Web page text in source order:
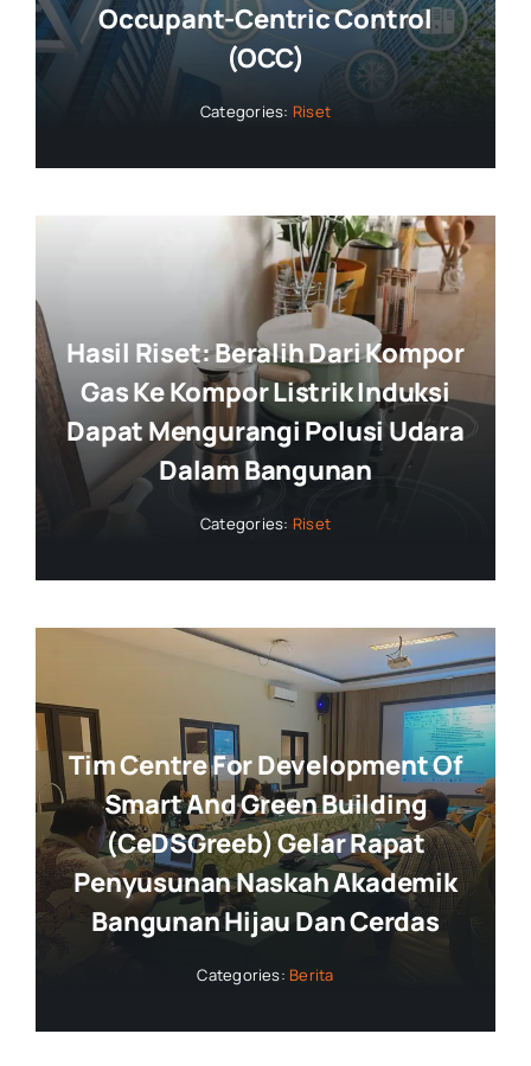
Occupant-Centric Control
(OCC)
Categories: Riset
Hasil Riset: Beralih Dari Kompor
Gas Ke Kompor Listrik Induksi
Dapat Mengurangi Polusi Udara
Dalam Bangunan
Categories: Riset
Tim Centre For Development Of
Smart And Green Building
(CeDSGreeb) Gelar Rapat
Penyusunan Naskah Akademik
Bangunan Hijau Dan Cerdas
Categories: Berita